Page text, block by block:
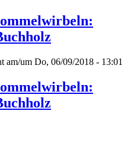
am/um Do, 06/09/2018 - 13:01